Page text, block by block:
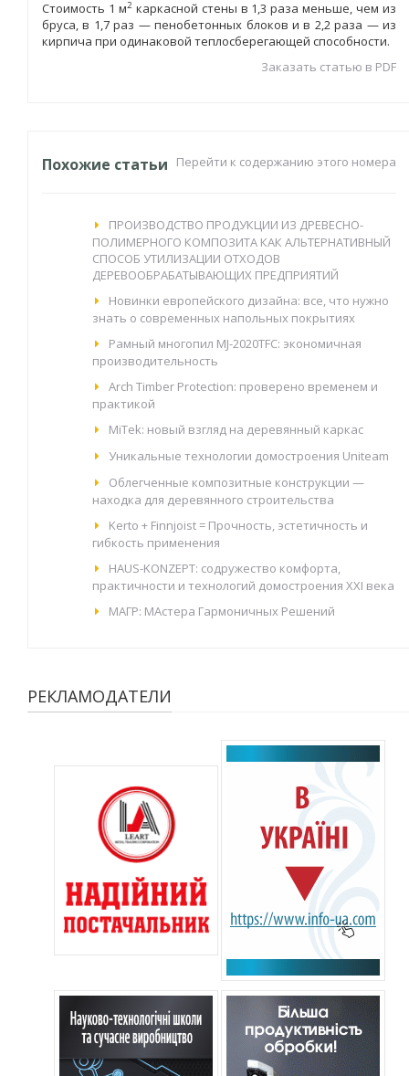
Стоимость 1 м2каркасной стены в 1,3 раза меньше, чем из
бруса, в 1,7 раз — пенобетонных блоков и в 2,2 раза — из
кирпича при одинаковой теплосберегающей способности.
Заказать статью в PDF
Похожие статьи Перейти к содержанию этого номера
ПРОИЗВОДСТВО ПРОДУКЦИИ ИЗ ДРЕВЕСНО-
ПОЛИМЕРНОГО КОМПОЗИТА КАК АЛЬТЕРНАТИВНЫЙ
СПОСОБ УТИЛИЗАЦИИ ОТХОДОВ
ДЕРЕВООБРАБАТЫВАЮЩИХ ПРЕДПРИЯТИЙ
Новинки европейского дизайна: все, что нужно
знать о современных напольных покрытиях
Рамный многопил MJ-2020TFC: экономичная
производительность
Arch Timber Protection: проверено временем и
практикой
MiTek: новый взгляд на деревянный каркас
Уникальные технологии домостроения Uniteam
Облегченные композитные конструкции —
находка для деревянного строительства
Kerto + Finnjoist = Прочность, эстетичность и
гибкость применения
HAUS-KONZEPT: содружество комфорта,
практичности и технологий домостроения XXI века
МАГР: МАстера Гармоничных Решений
РЕКЛАМОДАТЕЛИ